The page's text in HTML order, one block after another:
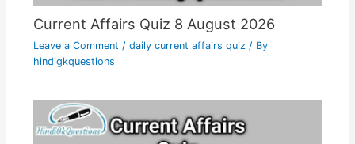
Current Affairs Quiz 8 August 2026
Leave a Comment / daily current affairs quiz/ By
hindigkquestions